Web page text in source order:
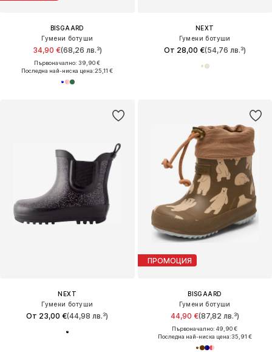
BISGAARD
Гумени ботуши
34,90 €(68,26 лв.³)
Първоначално: 39,90 €
Последна най-ниска цена:25,11 €
NEXT
Гумени ботуши
От 28,00 €(54,76 лв.³)
NEXT
Гумени ботуши
От 23,00 €(44,98 лв.³)
ПРОМОЦИЯ
BISGAARD
Гумени ботуши
44,90 €(87,82 лв.³)
Първоначално: 49,90 €
Последна най-ниска цена:35,91 €